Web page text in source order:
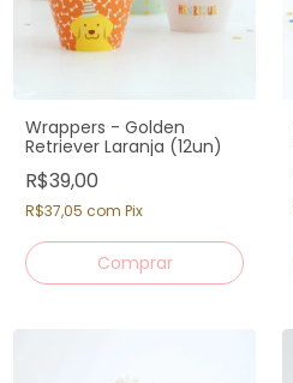
Wrappers - Golden
Retriever Laranja (12un)
R$39,00
R$37,05 com Pix